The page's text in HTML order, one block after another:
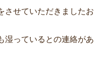
させていただきましたお
湿っているとの連絡があ